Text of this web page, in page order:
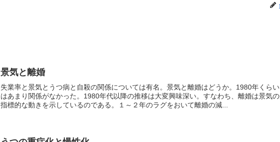
景気と離婚
失業率と景気とうつ病と自殺の関係については有名。景気と離婚はどうか。1980年くら
はあまり関係がなかった。1980年代以降の推移は大変興味深い。すなわち、離婚は景気
指標的な動きを示しているのである。１～２年のラグをおいて離婚の減...